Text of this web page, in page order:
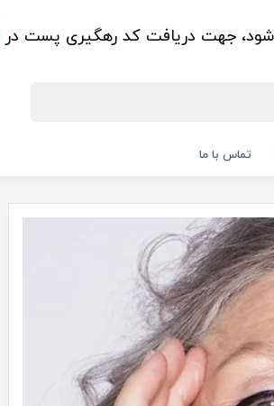
شود، جهت دریافت کد رهگیری پست در
تماس با ما